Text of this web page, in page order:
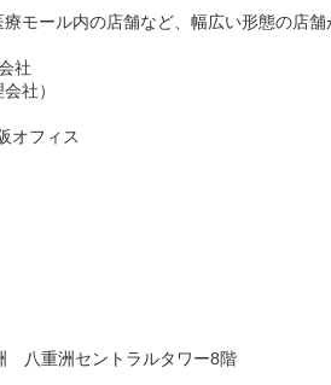
モール内の店舗など、幅広い形態の店舗
社
会社）
オフィス
八重洲セントラルタワー8階